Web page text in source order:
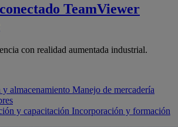
TeamViewer
con realidad aumentada industrial.
almacenamiento Manejo de mercadería
y capacitación Incorporación y formación